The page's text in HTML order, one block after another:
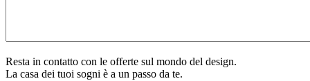
Resta in contatto con le offerte sul mondo del design.
La casa dei tuoi sogni è a un passo da te.